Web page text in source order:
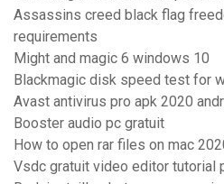
Assassins creed black flag
requirements
Might and magic 6 windows 10
Blackmagic disk speed test for
Avast antivirus pro apk 2020
Booster audio pc gratuit
How to open rar files on mac
Vsdc gratuit video editor tutorial